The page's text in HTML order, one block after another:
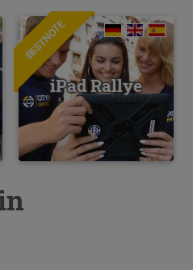
BESTNOTE
iPad Rallye